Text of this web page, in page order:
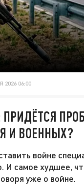
2026 06:00
И ВОЕННЫХ?
войне
И самое худшее,
уже о войне.